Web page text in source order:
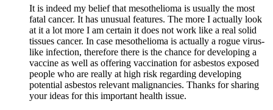
It is indeed my belief that mesothelioma is usually the most
fatal cancer. It has unusual features. The more I actually look
at it a lot more I am certain it does not work like a real solid
tissues cancer. In case mesothelioma is actually a rogue virus-
like infection, therefore there is the chance for developing a
vaccine as well as offering vaccination for asbestos exposed
people who are really at high risk regarding developing
potential asbestos relevant malignancies. Thanks for sharing
your ideas for this important health issue.